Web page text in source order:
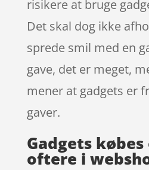
risikere at bruge
Det skal dog ikke
sprede smil med en
gave, det er meget,
mener at gadgets er
gaver.
Gadgets
oftere i